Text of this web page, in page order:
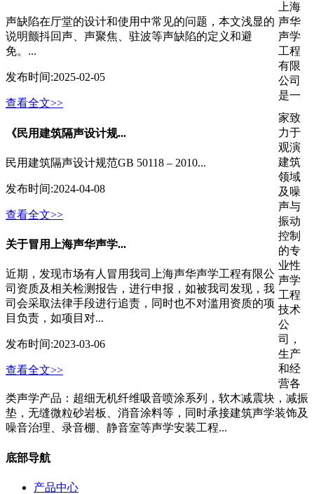
声缺陷在厅堂的设计和使用中常见的问题，本文浅显的
说明颤抖回声、声聚焦、驻波等声缺陷的定义和避
免。...
发布时间:2025-02-05
查看全文>>
《民用建筑隔声设计规...
民用建筑隔声设计规范GB 50118 ‒ 2010...
发布时间:2024-04-08
查看全文>>
关于冒用上海声华声学...
近期，发现市场有人冒用我司上海声华声学工程有限公
司资质及相关检测报告，进行申报，如被我司发现，我
司会采取法律手段进行追责，同时也不对滥用资质的项
目负责，如项目对...
发布时间:2023-03-06
查看全文>>
上海
声华
声学
工程
有限
公司
是一
家致
力于
观演
建筑
领域
及噪
声与
振动
控制
的专
业性
声学
工程
技术
公
司，
生产
和经
营各
类声学产品：超细无机纤维吸音喷涂系列，软木减震块，减振
垫，无缝微粒砂岩板、消音涂料等，同时承接建筑声学装饰及
噪音治理、录音棚、静音室等声学安装工程...
底部导航
产品中心